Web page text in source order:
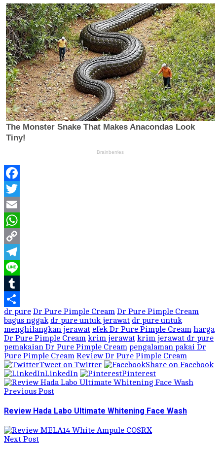
Facebook
Twitter
Email
WhatsApp
Copy
Link
Telegram
Line
Tumblr
Share
dr pure Dr Pure Pimple Cream Dr Pure Pimple Cream
bagus nggak dr pure untuk jerawat dr pure untuk
menghilangkan jerawat efek Dr Pure Pimple Cream harga
Dr Pure Pimple Cream krim jerawat krim jerawat dr pure
pemakaian Dr Pure Pimple Cream pengalaman pakai Dr
Pure Pimple Cream Review Dr Pure Pimple Cream
Tweet on Twitter
Share on Facebook
LinkedIn
Pinterest
Previous Post
Review Hada Labo Ultimate Whitening Face Wash
Next Post